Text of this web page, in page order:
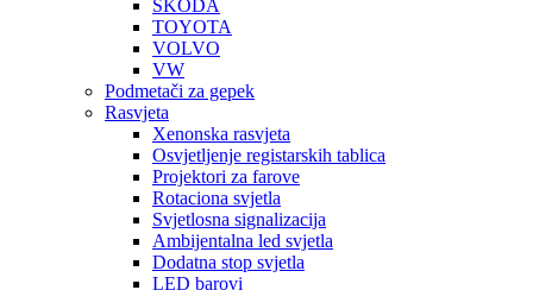
ŠKODA
TOYOTA
VOLVO
VW
Podmetači za gepek
Rasvjeta
Xenonska rasvjeta
Osvjetljenje registarskih tablica
Projektori za farove
Rotaciona svjetla
Svjetlosna signalizacija
Ambijentalna led svjetla
Dodatna stop svjetla
LED barovi